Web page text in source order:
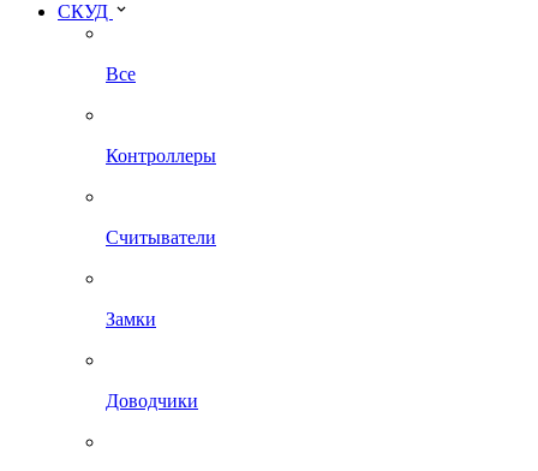
СКУД
Все
Контроллеры
Считыватели
Замки
Доводчики